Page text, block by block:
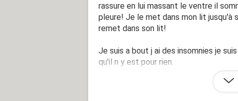
rassure en lui massant le ventre il
pleure! Je le met dans mon lit
remet dans son lit!
Je suis a bout j ai des insomnies je
qu'il n y est pour rien.